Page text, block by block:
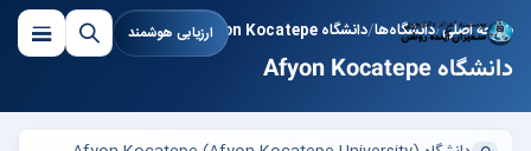
ارزیابی هوشمند صفحه اصلی دانشگاه‌ها دانشگاه Afyon Kocatepe
دانشگاه Afyon Kocatepe